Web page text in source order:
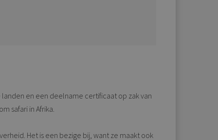
landen en een deelname certificaat op zak van
safari in Afrika.
Het is een bezige bij, want ze maakt ook